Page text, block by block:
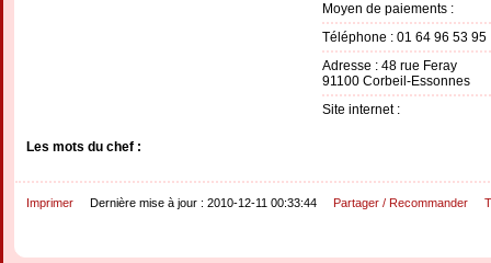
Moyen de paiements :
Téléphone : 01 64 96 53 95
Adresse : 48 rue Feray
91100 Corbeil-Essonnes
Site internet :
Les mots du chef :
Imprimer Dernière mise à jour : 2010-12-11 00:33:44 Partager / Recommander